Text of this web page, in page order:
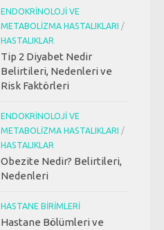
ENDOKRINOLOJI VE
METABOLIZMA HASTALIKLARI /
HASTALIKLAR
Tip 2 Diyabet Nedir
Belirtileri, Nedenleri ve
Risk Faktörleri
ENDOKRINOLOJI VE
METABOLIZMA HASTALIKLARI /
HASTALIKLAR
Obezite Nedir? Belirtileri,
Nedenleri
HASTANE BIRIMLERI
Hastane Bölümleri ve